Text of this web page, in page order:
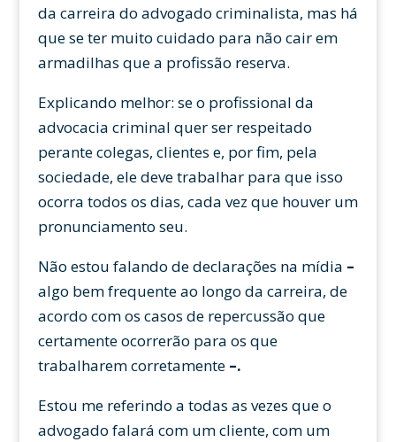
da carreira do advogado criminalista, mas há
que se ter muito cuidado para não cair em
armadilhas que a profissão reserva.
Explicando melhor: se o profissional da
advocacia criminal quer ser respeitado
perante colegas, clientes e, por fim, pela
sociedade, ele deve trabalhar para que isso
ocorra todos os dias, cada vez que houver um
pronunciamento seu.
Não estou falando de declarações na mídia –
algo bem frequente ao longo da carreira, de
acordo com os casos de repercussão que
certamente ocorrerão para os que
trabalharem corretamente –.
Estou me referindo a todas as vezes que o
advogado falará com um cliente, com um